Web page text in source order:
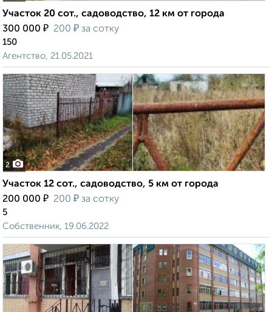
Участок 20 сот., садоводство, 12 км от города
300 000 ₽ 200 ₽ за сотку
150
Агентство, 21.05.2021
2
Участок 12 сот., садоводство, 5 км от города
200 000 ₽ 200 ₽ за сотку
5
Собственник, 19.06.2022